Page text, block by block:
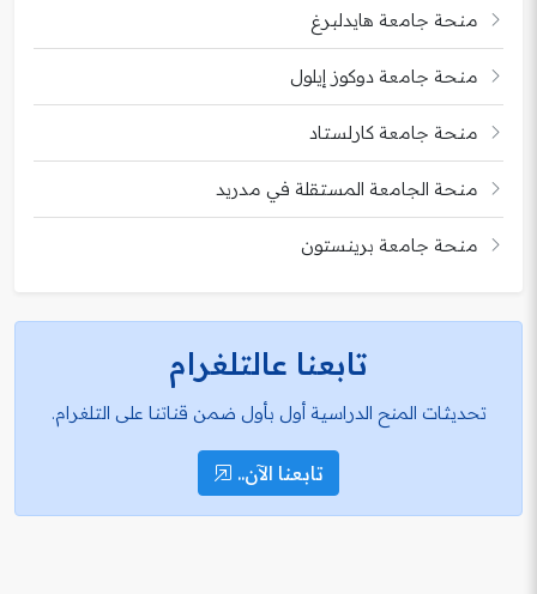
منحة جامعة هايدلبرغ
منحة جامعة دوكوز إيلول
منحة جامعة كارلستاد
منحة الجامعة المستقلة في مدريد
منحة جامعة برينستون
تابعنا عالتلغرام
تحديثات المنح الدراسية أول بأول ضمن قناتنا على التلغرام.
تابعنا الآن..